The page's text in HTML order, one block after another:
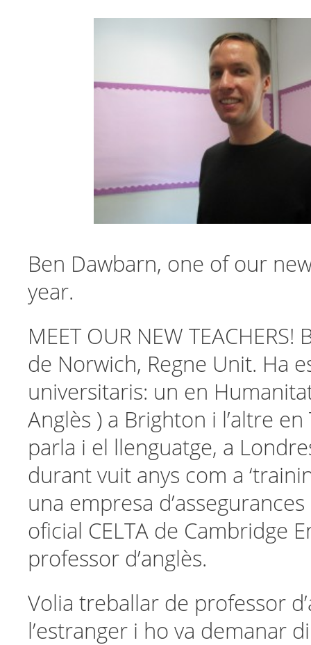
Ben Dawbarn, one of our
year.
MEET OUR NEW
de Norwich, Regne Unit. Ha
universitaris: un en
Anglès ) a Brighton i l’altre
parla i el llenguatge, a
durant vuit anys com a
una empresa
oficial CELTA de Cambridge
professor d’anglès.
Volia treballar de professor
l’estranger i ho va demanar